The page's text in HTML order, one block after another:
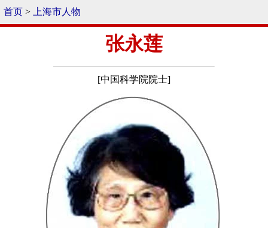
首页 > 上海市人物
张永莲
[中国科学院院士]